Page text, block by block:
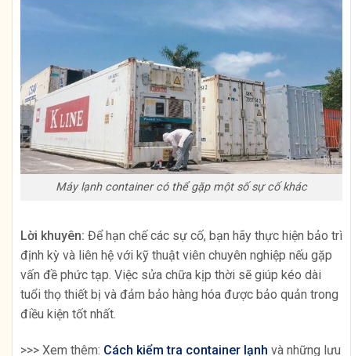
Máy lạnh container có thể gặp một số sự cố khác
Lời khuyên: Để hạn chế các sự cố, bạn hãy thực hiện bảo trì
định kỳ và liên hệ với kỹ thuật viên chuyên nghiệp nếu gặp
vấn đề phức tạp. Việc sửa chữa kịp thời sẽ giúp kéo dài
tuổi thọ thiết bị và đảm bảo hàng hóa được bảo quản trong
điều kiện tốt nhất.
>>> Xem thêm: Cách kiểm tra container lạnh và những lưu